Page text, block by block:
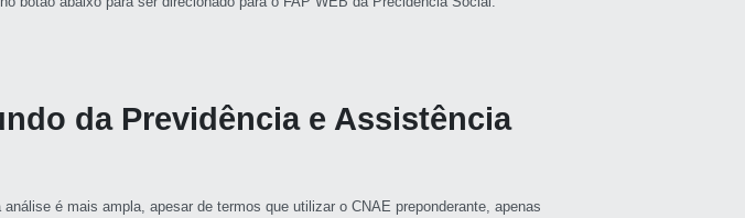
da Previdência e Assistência
é mais ampla, apesar de termos que utilizar o CNAE preponderante, apenas